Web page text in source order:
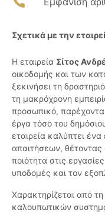
Σχετικά με την
Η εταιρεία Σίτος
οικοδομής και των
ξεκινήσει τη
τη μακρόχρονη
προσωπικό,
έργα τόσο του
εταιρεία καλύπτει
απαιτήσεων,
ποιότητα στις
υποδομές και τον
Χαρακτηρίζεται από
καλουπωτικών